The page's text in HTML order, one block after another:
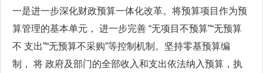
一是进一步深化财政预算一体化改革。将预算项目作为预
算管理的基本单元， 进一步完善 “无项目不预算”“无预算
不 支出”“无预算不采购”等控制机制。坚持零基预算编
制， 将 政府及部门的全部收入和支出依法纳入预算，执